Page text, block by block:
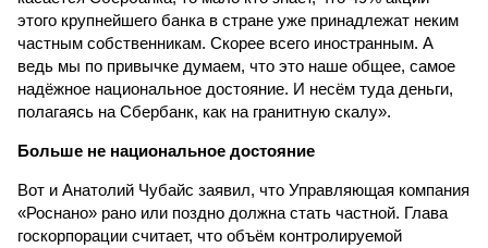
этого крупнейшего банка в стране уже принадлежат неким
частным собственникам. Скорее всего иностранным. А
ведь мы по привычке думаем, что это наше общее, самое
надёжное национальное достояние. И несём туда деньги,
полагаясь на Сбербанк, как на гранитную скалу».
Больше не национальное достояние
Вот и Анатолий Чубайс заявил, что Управляющая компания
«Роснано» рано или поздно должна стать частной. Глава
госкорпорации считает, что объём контролируемой